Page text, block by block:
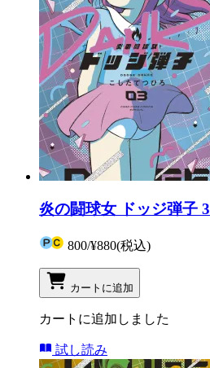
炎の闘球女 ドッジ弾子 3
800/¥880(税込)
カートに追加
カートに追加しました
試し読み